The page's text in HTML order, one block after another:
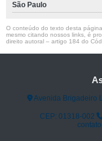
São Paulo
O conteúdo do texto desta
mesmo citando nossos links, é
direito autoral – artigo 184 do
Avenida Brigadeiro
CEP: 01318-002